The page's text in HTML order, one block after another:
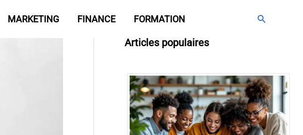
MARKETING FINANCE FORMATION Rechercher
Articles populaires